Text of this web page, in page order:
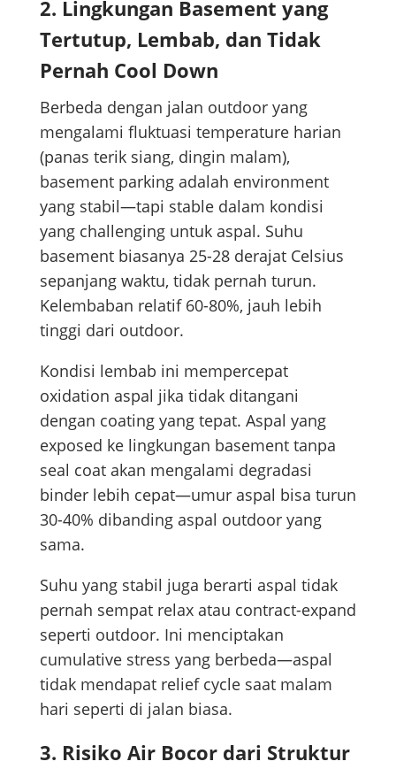
2. Lingkungan Basement yang
Tertutup, Lembab, dan Tidak
Pernah Cool Down
Berbeda dengan jalan outdoor yang
mengalami fluktuasi temperature harian
(panas terik siang, dingin malam),
basement parking adalah environment
yang stabil—tapi stable dalam kondisi
yang challenging untuk aspal. Suhu
basement biasanya 25-28 derajat Celsius
sepanjang waktu, tidak pernah turun.
Kelembaban relatif 60-80%, jauh lebih
tinggi dari outdoor.
Kondisi lembab ini mempercepat
oxidation aspal jika tidak ditangani
dengan coating yang tepat. Aspal yang
exposed ke lingkungan basement tanpa
seal coat akan mengalami degradasi
binder lebih cepat—umur aspal bisa turun
30-40% dibanding aspal outdoor yang
sama.
Suhu yang stabil juga berarti aspal tidak
pernah sempat relax atau contract-expand
seperti outdoor. Ini menciptakan
cumulative stress yang berbeda—aspal
tidak mendapat relief cycle saat malam
hari seperti di jalan biasa.
3. Risiko Air Bocor dari Struktur